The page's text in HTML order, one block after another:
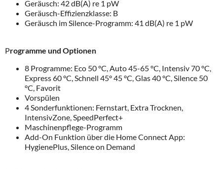
Geräusch: 42 dB(A) re 1 pW
Geräusch-Effizienzklasse: B
Geräusch im Silence-Programm: 41 dB(A) re 1 pW
Programme und Optionen
8 Programme: Eco 50 °C, Auto 45-65 °C, Intensiv 70 °C,
Express 60 °C, Schnell 45° 45 °C, Glas 40 °C, Silence 50
°C, Favorit
Vorspülen
4 Sonderfunktionen: Fernstart, Extra Trocknen,
IntensivZone, SpeedPerfect+
Maschinenpflege-Programm
Add-On Funktion über die Home Connect App:
HygienePlus, Silence on Demand